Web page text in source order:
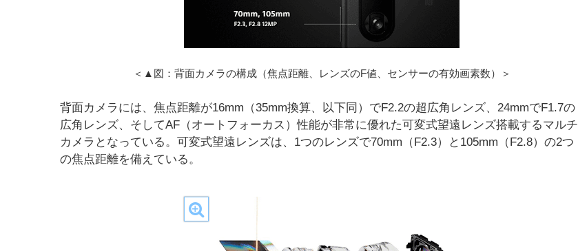
＜▲図：背面カメラの構成（焦点距離、レンズのF値、センサーの有効画素数）＞
背面カメラには、焦点距離が16mm（35mm換算、以下同）でF2.2の超広角レンズ、24mmでF1.7の
広角レンズ、そしてAF（オートフォーカス）性能が非常に優れた可変式望遠レンズ搭載するマルチ
カメラとなっている。可変式望遠レンズは、1つのレンズで70mm（F2.3）と105mm（F2.8）の2つ
の焦点距離を備えている。